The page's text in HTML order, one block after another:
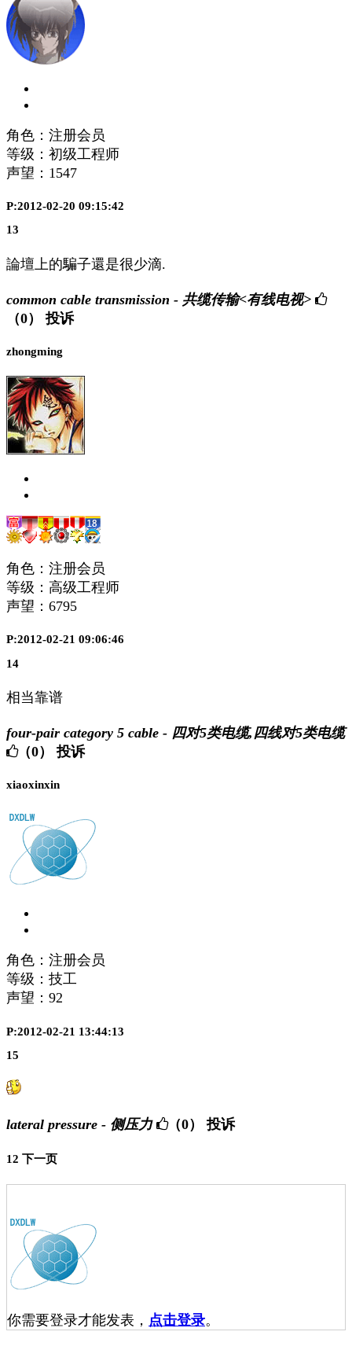
角色：注册会员
等级：初级工程师
声望： 1547
P:2012-02-20 09:15:42
13
論壇上的騙子還是很少滴.
common cable transmission - 共缆传输<有线电视>
（0）
投诉
zhongming
角色：注册会员
等级：高级工程师
声望： 6795
P:2012-02-21 09:06:46
14
相当靠谱
four-pair category 5 cable - 四对5类电缆,四线对5类电缆
（0）
投诉
xiaoxinxin
角色：注册会员
等级：技工
声望： 92
P:2012-02-21 13:44:13
15
lateral pressure - 侧压力 （0） 投诉
12 下一页
你需要登录才能发表， 点击登录。